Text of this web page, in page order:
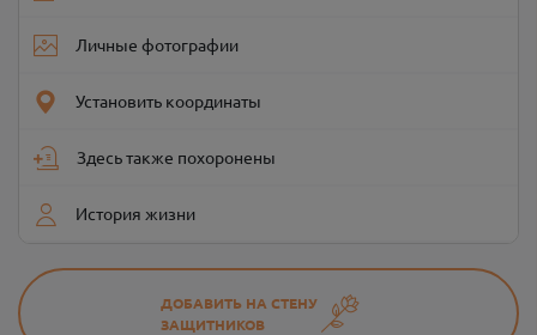
Личные фотографии
Установить координаты
Здесь также похоронены
История жизни
ДОБАВИТЬ НА СТЕНУ
ЗАЩИТНИКОВ